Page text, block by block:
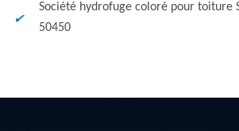
Société hydrofuge coloré pour toiture
50450